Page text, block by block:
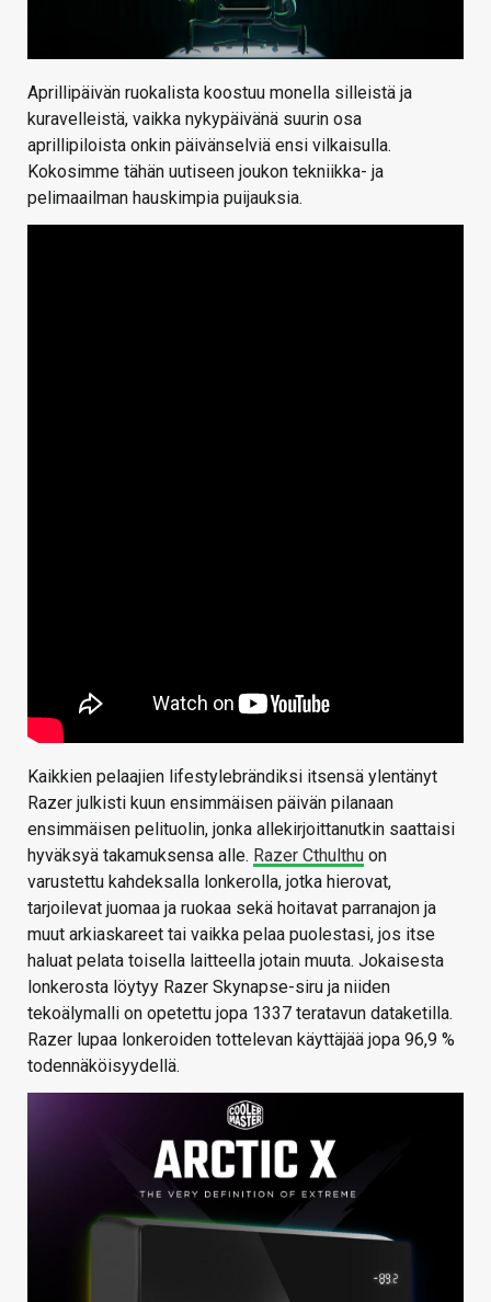
Aprillipäivän ruokalista koostuu monella silleistä ja
kuravelleistä, vaikka nykypäivänä suurin osa
aprillipiloista onkin päivänselviä ensi vilkaisulla.
Kokosimme tähän uutiseen joukon tekniikka- ja
pelimaailman hauskimpia puijauksia.
Kaikkien pelaajien lifestylebrändiksi itsensä ylentänyt
Razer julkisti kuun ensimmäisen päivän pilanaan
ensimmäisen pelituolin, jonka allekirjoittanutkin saattaisi
hyväksyä takamuksensa alle. Razer Cthulthu on
varustettu kahdeksalla lonkerolla, jotka hierovat,
tarjoilevat juomaa ja ruokaa sekä hoitavat parranajon ja
muut arkiaskareet tai vaikka pelaa puolestasi, jos itse
haluat pelata toisella laitteella jotain muuta. Jokaisesta
lonkerosta löytyy Razer Skynapse-siru ja niiden
tekoälymalli on opetettu jopa 1337 teratavun dataketilla.
Razer lupaa lonkeroiden tottelevan käyttäjää jopa 96,9 %
todennäköisyydellä.